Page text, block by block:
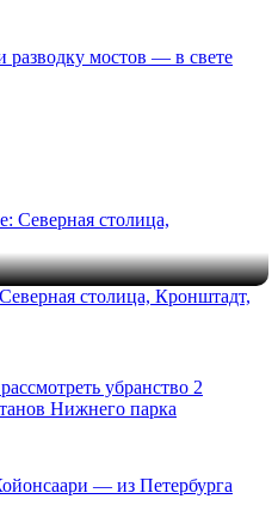
разводку мостов — в свете
столица, Кронштадт,
убранство 2
Нижнего парка